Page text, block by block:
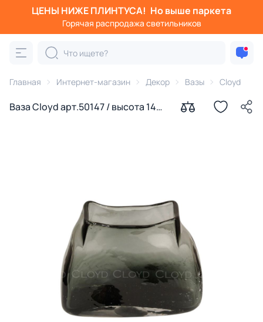
ЦЕНЫ НИЖЕ ПЛИНТУСА! Но выше паркета
Горячая распродажа светильников
Главная Интернет-магазин Декор Вазы Cloyd
Ваза Cloyd арт.50147 / высота 14